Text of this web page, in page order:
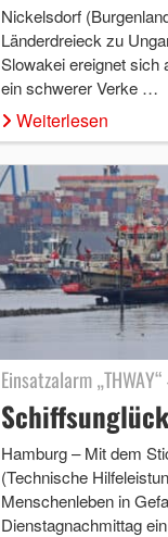
Nickelsdorf
Länderdreieck zu
Slowakei ereignet sich
ein schwerer Verke …
Weiterlesen
Einsatzalarm
Hamburg – Mit dem
(Technische
Menschenleben in
Dienstagnachmittag